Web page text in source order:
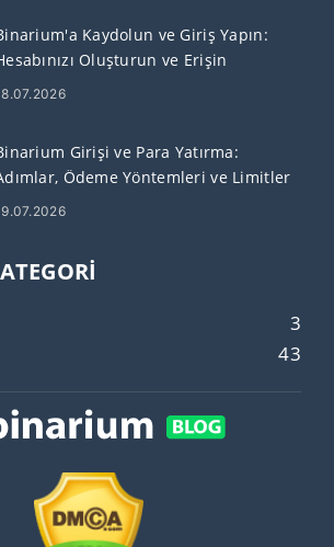
Kaydolun ve Giriş Yapın:
Oluşturun ve Erişin
Girişi ve Para Yatırma:
Ödeme Yöntemleri ve Limitler
3
43